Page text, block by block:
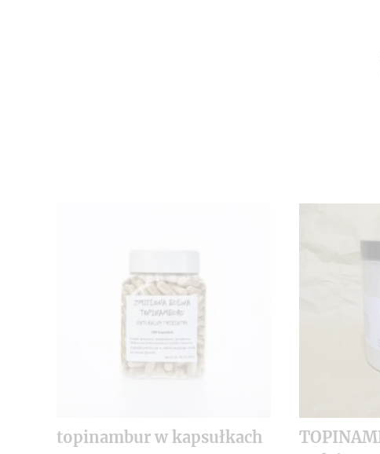
topinambur w kapsułkach